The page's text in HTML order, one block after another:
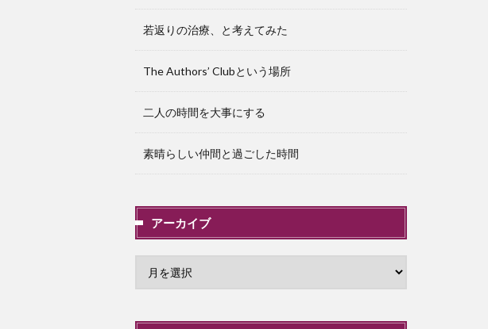
若返りの治療、と考えてみた
The Authors’ Clubという場所
二人の時間を大事にする
素晴らしい仲間と過ごした時間
アーカイブ